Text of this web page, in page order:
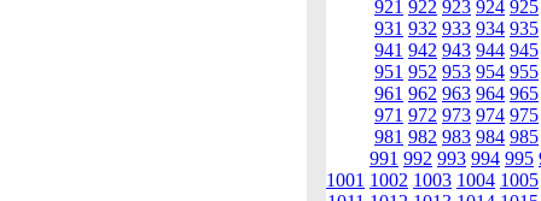
921 922 923 924 925
931 932 933 934 935
941 942 943 944 945
951 952 953 954 955
961 962 963 964 965
971 972 973 974 975
981 982 983 984 985
991 992 993 994 995
1001 1002 1003 1004 1005